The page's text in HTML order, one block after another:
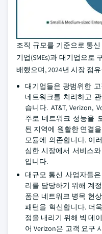
조직 규모를 기준으로 통
기업(SMEs)과 대기업으로
배했으며, 2024년 시장 점
대기업들은 광범위한
네트워크를 처리하고
습니다. AT&T, Verizon,
주로 네트워크 성능을
된 지역에 원활한 연결
모듈에 의존합니다. 이
심한 시장에서 서비스
입니다.
대규모 통신 사업자들
리를 담당하기 위해 계
폼은 네트워크 병목 현
패턴을 혁신합니다. 더
정을 내리기 위해 빅 데
어 Verizon은 고객 요구